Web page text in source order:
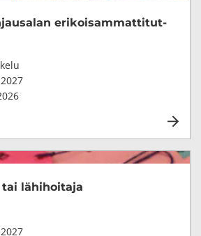
eri­koi­sam­mat­ti­tut­
tai lä­hi­hoi­ta­ja